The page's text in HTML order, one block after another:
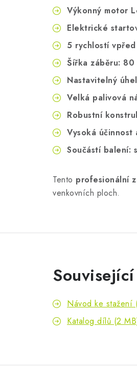
Výkonný motor
Elektrické
5 rychlostí
Šířka záběru:
Nastavitelný
Velká palivová
Robustní
Vysoká účinnost
Součástí balení:
Tento profesionální
venkovních ploch.
Návod ke stažení
Katalog dílů (2